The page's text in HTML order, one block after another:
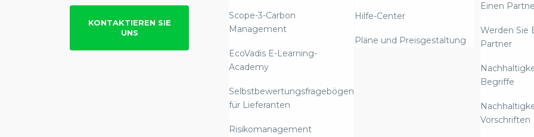
KONTAKTIEREN SIE
UNS
Scope-3-Carbon
Management
EcoVadis E-Learning-
Academy
Selbstbewertungsfragebögen
für Lieferanten
Risikomanagement
Hilfe-Center
Pläne und Preisgestaltung
Einen
Werden Sie
Partner
Begriffe
Vorschriften